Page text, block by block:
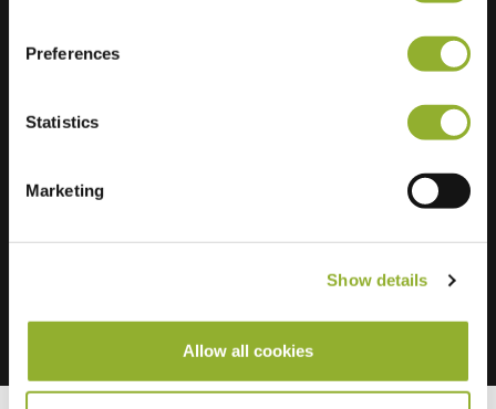
Preferences
Statistics
Marketing
Show details
Allow all cookies
Lisätietoja